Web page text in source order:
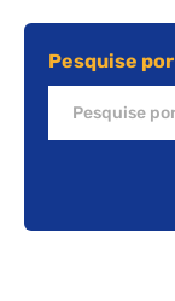
Pesquise